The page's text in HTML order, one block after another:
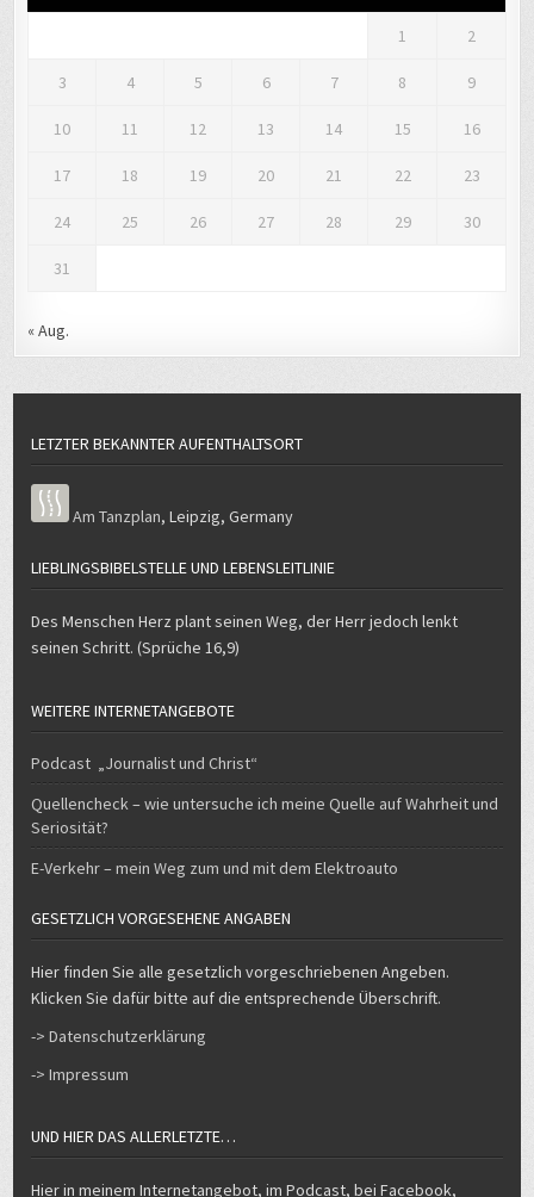
1 2
3 4 5 6 7 8 9
10 11 12 13 14 15 16
17 18 19 20 21 22 23
24 25 26 27 28 29 30
31
« Aug.
LETZTER BEKANNTER AUFENTHALTSORT
Am Tanzplan,Leipzig,Germany
LIEBLINGSBIBELSTELLE UND LEBENSLEITLINIE
Des Menschen Herz plant seinen Weg, der Herr jedoch lenkt
seinen Schritt. (Sprüche 16,9)
WEITERE INTERNETANGEBOTE
Podcast „Journalist und Christ“
Quellencheck – wie untersuche ich meine Quelle auf Wahrheit und
Seriosität?
E-Verkehr – mein Weg zum und mit dem Elektroauto
GESETZLICH VORGESEHENE ANGABEN
Hier finden Sie alle gesetzlich vorgeschriebenen Angeben.
Klicken Sie dafür bitte auf die entsprechende Überschrift.
-> Datenschutzerklärung
-> Impressum
UND HIER DAS ALLERLETZTE…
Hier in meinem Internetangebot, im Podcast, bei Facebook,